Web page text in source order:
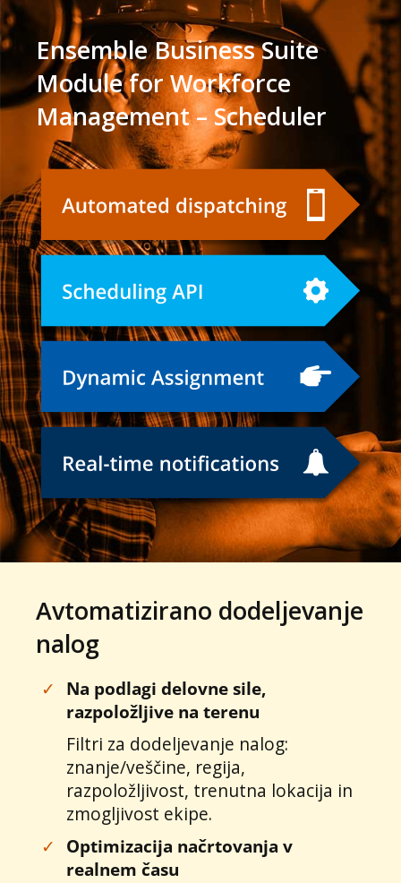
Ensemble Business Suite
Module for Workforce
Management – Scheduler
Avtomatizirano dodeljevanje
nalog
✓
Na podlagi delovne sile,
razpoložljive na terenu
Filtri za dodeljevanje nalog:
znanje/veščine, regija,
razpoložljivost, trenutna lokacija in
zmogljivost ekipe.
✓
Optimizacija načrtovanja v
realnem času